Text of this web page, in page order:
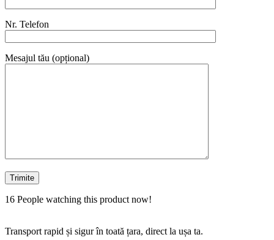
Nr. Telefon
Mesajul tău (opțional)
16 People watching this product now!
Transport rapid și sigur în toată țara, direct la ușa ta.